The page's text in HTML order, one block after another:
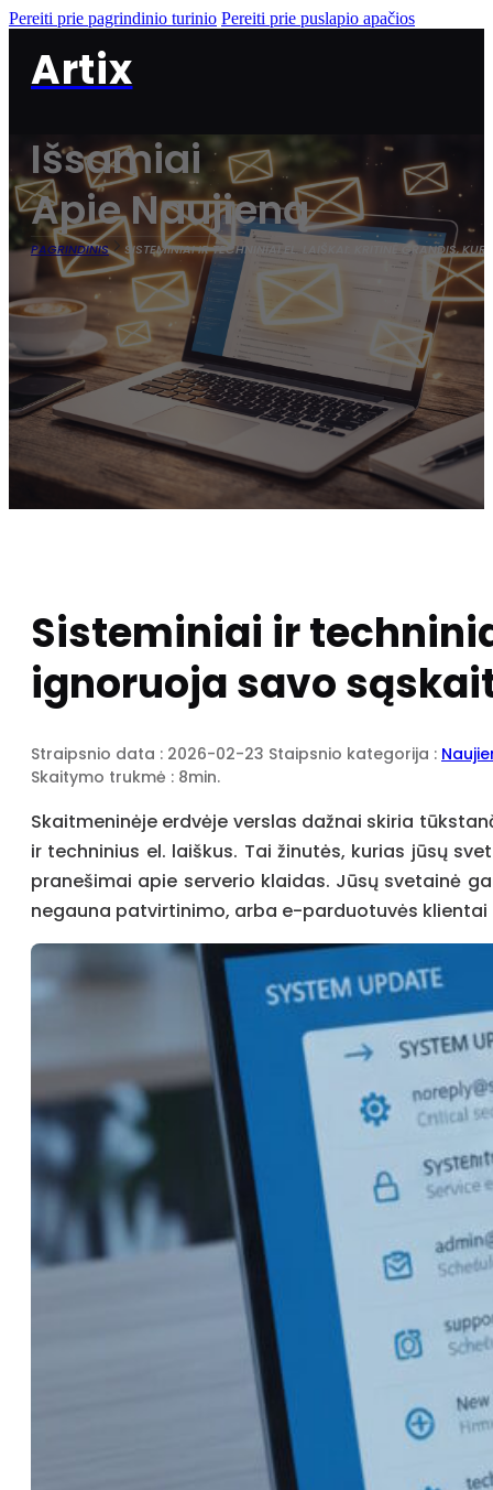
Pereiti prie pagrindinio turinio Pereiti prie puslapio apačios
Artix
Išsamiai
Apie Naujieną
PAGRINDINIS SISTEMINIAI IR TECHNINIAI EL. LAIŠKAI: KRITINĖ GRANDIS,
Sisteminiai ir
ignoruoja savo
Straipsnio data : 2026-02-23 Staipsnio kategorija :
Skaitymo trukmė : 8min.
Skaitmeninėje erdvėje verslas dažnai skiria
ir techninius el. laiškus. Tai žinutės, kurias jūsų
pranešimai apie serverio klaidas. Jūsų svetainė
negauna patvirtinimo, arba e-parduotuvės